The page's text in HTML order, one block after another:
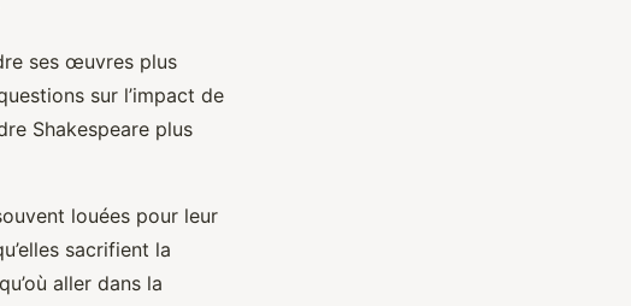
ses œuvres plus
sur l’impact de
Shakespeare plus
louées pour leur
sacrifient la
aller dans la